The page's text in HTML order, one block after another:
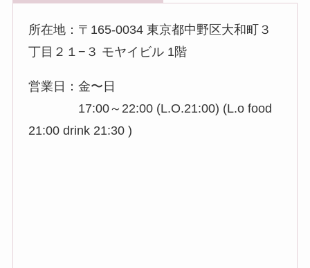
所在地：〒165-0034 東京都中野区大和町３
丁目２１−３ モヤイビル 1階
営業日：金〜日
17:00～22:00 (L.O.21:00) (L.o food
21:00 drink 21:30 )